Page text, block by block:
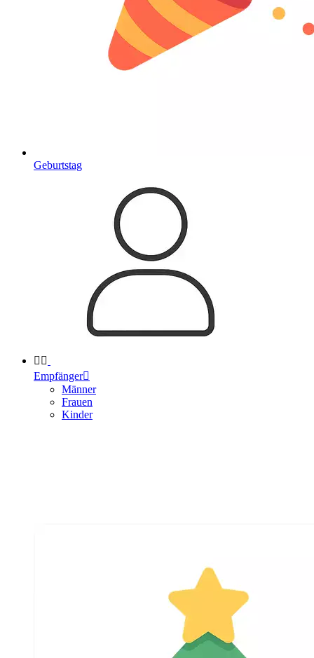
Geburtstag
 
Empfänger
Männer
Frauen
Kinder